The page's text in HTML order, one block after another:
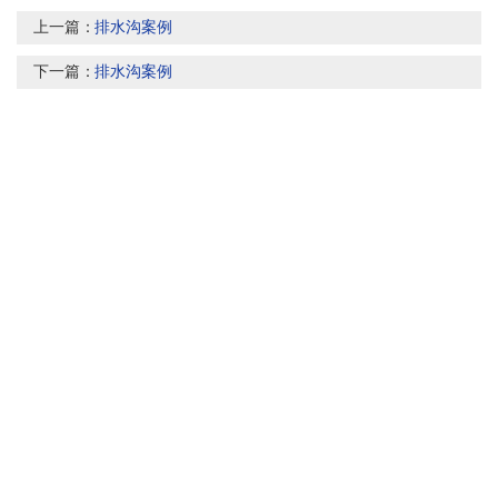
上一篇：排水沟案例
下一篇：排水沟案例